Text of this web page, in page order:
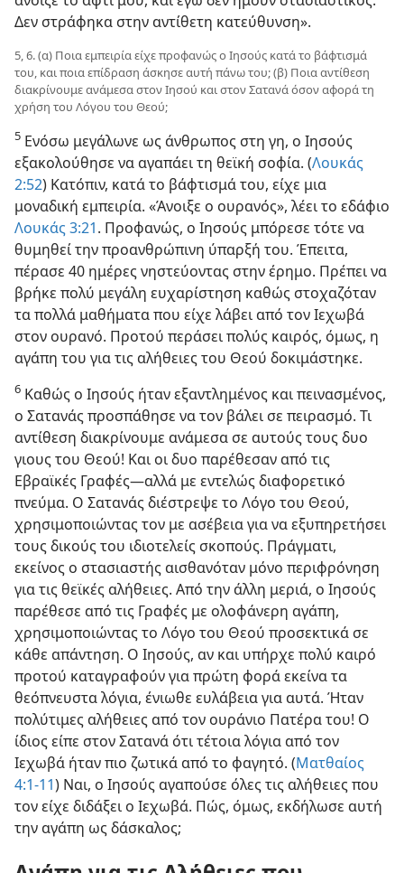
Δεν στράφηκα στην αντίθετη κατεύθυνση».
5, 6. (α) Ποια εμπειρία είχε προφανώς ο Ιησούς κατά το βάφτισμά
του, και ποια επίδραση άσκησε αυτή πάνω του; (β) Ποια αντίθεση
διακρίνουμε ανάμεσα στον Ιησού και στον Σατανά όσον αφορά τη
χρήση του Λόγου του Θεού;
5 Ενόσω μεγάλωνε ως άνθρωπος στη γη, ο Ιησούς
εξακολούθησε να αγαπάει τη θεϊκή σοφία. (Λουκάς
2:52) Κατόπιν, κατά το βάφτισμά του, είχε μια
μοναδική εμπειρία. «Άνοιξε ο ουρανός», λέει το εδάφιο
Λουκάς 3:21. Προφανώς, ο Ιησούς μπόρεσε τότε να
θυμηθεί την προανθρώπινη ύπαρξή του. Έπειτα,
πέρασε 40 ημέρες νηστεύοντας στην έρημο. Πρέπει να
βρήκε πολύ μεγάλη ευχαρίστηση καθώς στοχαζόταν
τα πολλά μαθήματα που είχε λάβει από τον Ιεχωβά
στον ουρανό. Προτού περάσει πολύς καιρός, όμως, η
αγάπη του για τις αλήθειες του Θεού δοκιμάστηκε.
6 Καθώς ο Ιησούς ήταν εξαντλημένος και πεινασμένος,
ο Σατανάς προσπάθησε να τον βάλει σε πειρασμό. Τι
αντίθεση διακρίνουμε ανάμεσα σε αυτούς τους δυο
γιους του Θεού! Και οι δυο παρέθεσαν από τις
Εβραϊκές Γραφές​—αλλά με εντελώς διαφορετικό
πνεύμα. Ο Σατανάς διέστρεψε το Λόγο του Θεού,
χρησιμοποιώντας τον με ασέβεια για να εξυπηρετήσει
τους δικούς του ιδιοτελείς σκοπούς. Πράγματι,
εκείνος ο στασιαστής αισθανόταν μόνο περιφρόνηση
για τις θεϊκές αλήθειες. Από την άλλη μεριά, ο Ιησούς
παρέθεσε από τις Γραφές με ολοφάνερη αγάπη,
χρησιμοποιώντας το Λόγο του Θεού προσεκτικά σε
κάθε απάντηση. Ο Ιησούς, αν και υπήρχε πολύ καιρό
προτού καταγραφούν για πρώτη φορά εκείνα τα
θεόπνευστα λόγια, ένιωθε ευλάβεια για αυτά. Ήταν
πολύτιμες αλήθειες από τον ουράνιο Πατέρα του! Ο
ίδιος είπε στον Σατανά ότι τέτοια λόγια από τον
Ιεχωβά ήταν πιο ζωτικά από το φαγητό. (Ματθαίος
4:1-11) Ναι, ο Ιησούς αγαπούσε όλες τις αλήθειες που
τον είχε διδάξει ο Ιεχωβά. Πώς, όμως, εκδήλωσε αυτή
την αγάπη ως δάσκαλος;